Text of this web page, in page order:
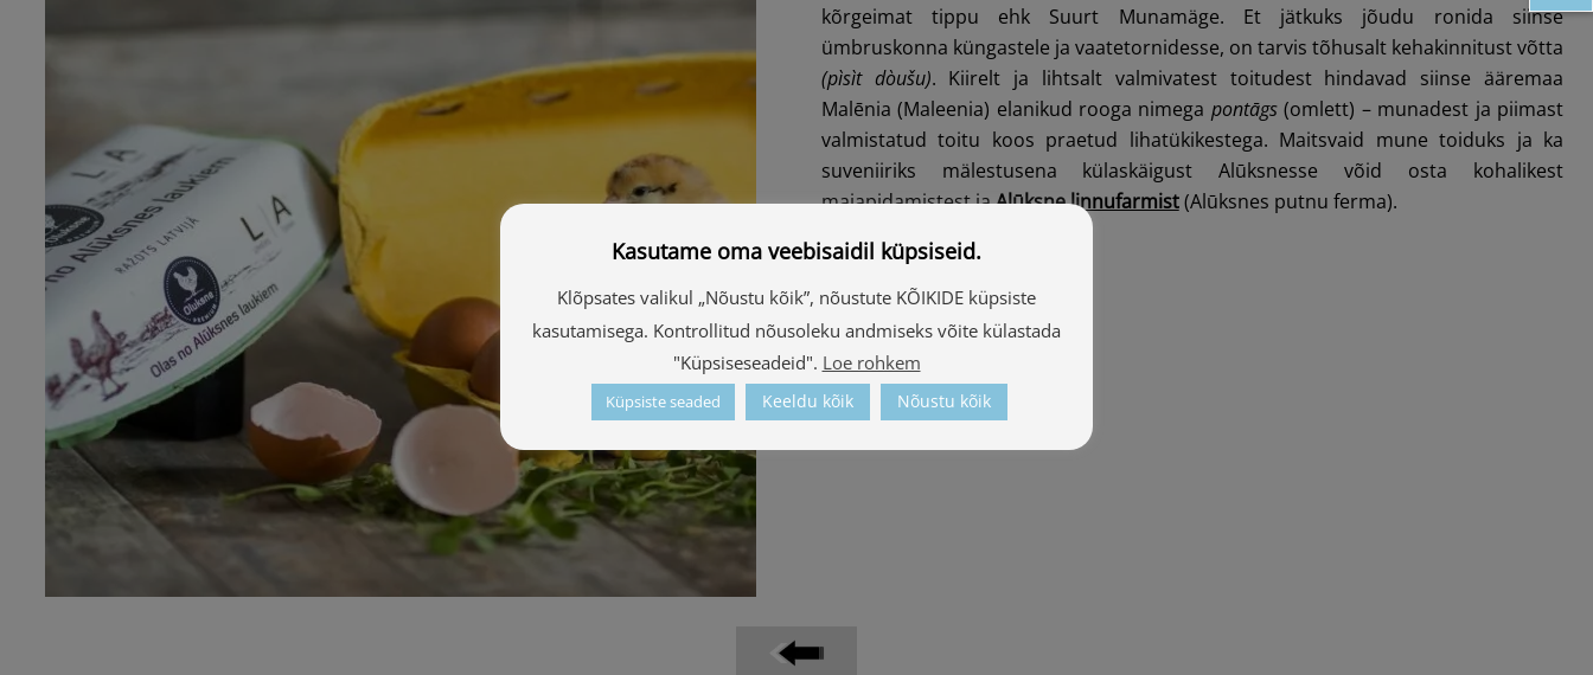
kõrgeimat tippu ehk Suurt Munamäge. Et jätkuks jõudu ronida siinse
ümbruskonna küngastele ja vaatetornidesse, on tarvis tõhusalt kehakinnitust võtta
(pìsìt dòušu). Kiirelt ja lihtsalt valmivatest toitudest hindavad siinse ääremaa
Malēnia (Maleenia) elanikud rooga nimega pontāgs(omlett) – munadest ja piimast
valmistatud toitu koos praetud lihatükikestega. Maitsvaid mune toiduks ja ka
suveniiriks mälestusena külaskäigust Alūksnesse võid osta kohalikest
majapidamistest jaAlūksne linnufarmist(Alūksnes putnu ferma).
Kasutame oma veebisaidil küpsiseid.
Klõpsates valikul „Nõustu kõik”, nõustute KÕIKIDE küpsiste
kasutamisega. Kontrollitud nõusoleku andmiseks võite külastada
"Küpsiseseadeid". Loe rohkem
Küpsiste seaded Keeldu kõik Nõustu kõik